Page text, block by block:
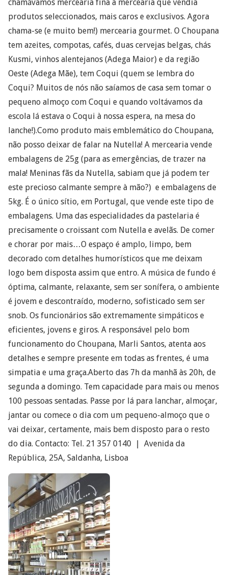
chamávamos mercearia fina à mercearia que vendia
produtos seleccionados, mais caros e exclusivos. Agora
chama-se (e muito bem!) mercearia gourmet. O Choupana
tem azeites, compotas, cafés, duas cervejas belgas, chás
Kusmi, vinhos alentejanos (Adega Maior) e da região
Oeste (Adega Mãe), tem Coqui (quem se lembra do
Coqui? Muitos de nós não saíamos de casa sem tomar o
pequeno almoço com Coqui e quando voltávamos da
escola lá estava o Coqui à nossa espera, na mesa do
lanche!).Como produto mais emblemático do Choupana,
não posso deixar de falar na Nutella! A mercearia vende
embalagens de 25g (para as emergências, de trazer na
mala! Meninas fãs da Nutella, sabiam que já podem ter
este precioso calmante sempre à mão?) e embalagens de
5kg. É o único sítio, em Portugal, que vende este tipo de
embalagens. Uma das especialidades da pastelaria é
precisamente o croissant com Nutella e avelãs. De comer
e chorar por mais…O espaço é amplo, limpo, bem
decorado com detalhes humorísticos que me deixam
logo bem disposta assim que entro. A música de fundo é
óptima, calmante, relaxante, sem ser sonífera, o ambiente
é jovem e descontraído, moderno, sofisticado sem ser
snob. Os funcionários são extremamente simpáticos e
eficientes, jovens e giros. A responsável pelo bom
funcionamento do Choupana, Marli Santos, atenta aos
detalhes e sempre presente em todas as frentes, é uma
simpatia e uma graça.Aberto das 7h da manhã às 20h, de
segunda a domingo. Tem capacidade para mais ou menos
100 pessoas sentadas. Passe por lá para lanchar, almoçar,
jantar ou comece o dia com um pequeno-almoço que o
vai deixar, certamente, mais bem disposto para o resto
do dia. Contacto: Tel. 21 357 0140 | Avenida da
República, 25A, Saldanha, Lisboa